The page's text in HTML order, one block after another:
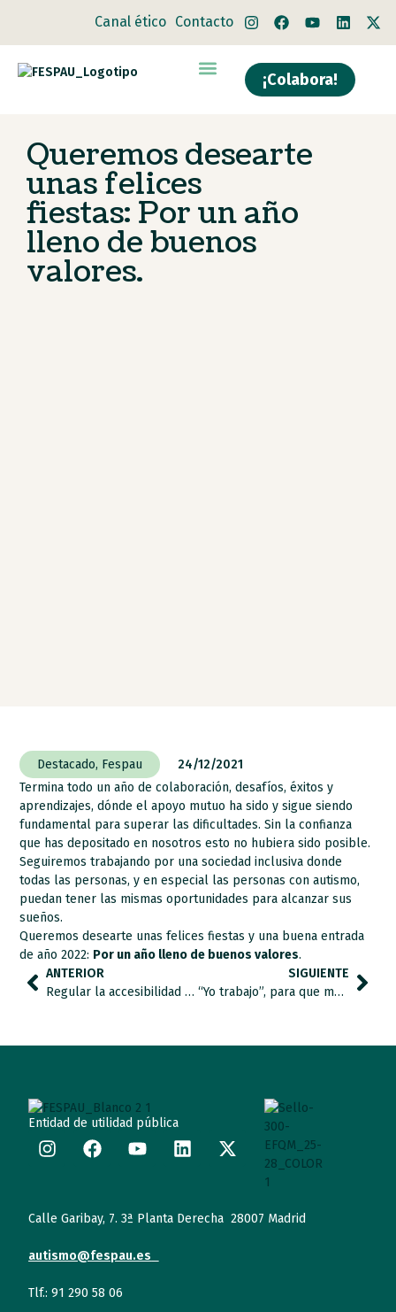
Canal ético Contacto
¡Colabora!
Queremos desearte
unas felices
fiestas: Por un año
lleno de buenos
valores.
Destacado, Fespau
24/12/2021
Termina todo un año de colaboración, desafíos, éxitos y
aprendizajes, dónde el apoyo mutuo ha sido y sigue siendo
fundamental para superar las dificultades. Sin la confianza
que has depositado en nosotros esto no hubiera sido posible.
Seguiremos trabajando por una sociedad inclusiva donde
todas las personas, y en especial las personas con autismo,
puedan tener las mismas oportunidades para alcanzar sus
sueños.
Queremos desearte unas felices fiestas y una buena entrada
de año 2022: Por un año lleno de buenos valores.
ANTERIOR
Regular la accesibilidad cognitiva de las personas con discapacidad, una reforma necesaria
SIGUIENTE
“Yo trabajo”, para que más personas con TEA con necesidades de apoyo significativas puedan acceder a un empleo.
Entidad de utilidad pública
Calle Garibay, 7. 3ª Planta Derecha 28007 Madrid
autismo@fespau.es
Tlf.: 91 290 58 06